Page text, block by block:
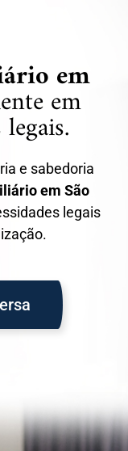
em
em
e sabedoria
em São
legais